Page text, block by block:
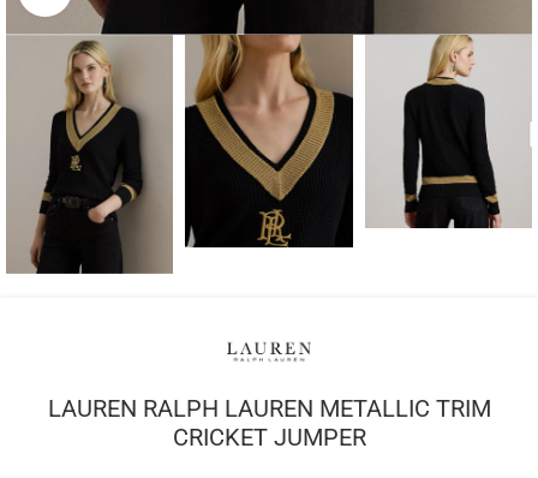
LAUREN RALPH LAUREN METALLIC TRIM
CRICKET JUMPER